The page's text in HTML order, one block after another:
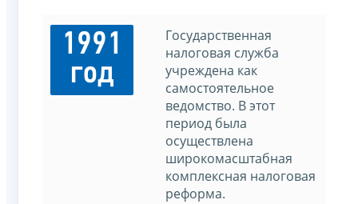
1991
год
Государственная
налоговая служба
учреждена как
самостоятельное
ведомство. В этот
период была
осуществлена
широкомасштабная
комплексная налоговая
реформа.